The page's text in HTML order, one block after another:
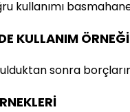
kullanımı
KULLANIM ÖRNEĞİ
sonra